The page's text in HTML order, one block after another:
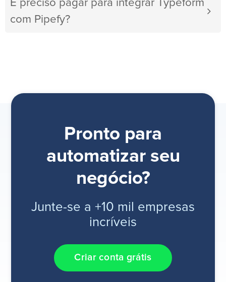
É preciso pagar para integrar Typeform
com Pipefy?
Pronto para
automatizar seu
negócio?
Junte-se a +10 mil empresas
incríveis
Criar conta grátis